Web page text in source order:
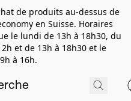
de produits au-dessus de
en Suisse. Horaires
le lundi de 13h à 18h30, du
et de 13h à 18h30 et le
à 16h.